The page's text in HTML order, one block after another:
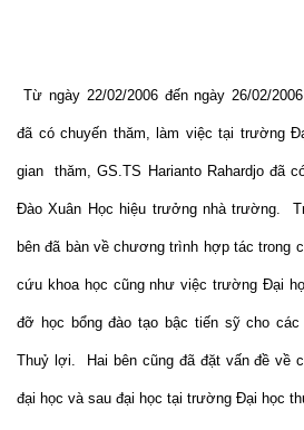
Từ ngày 22/02/2006 đến ngày 26/02/
đã có chuyến thăm, làm việc tại trường
gian thăm, GS.TS Harianto Rahardjo đã
Đào Xuân Học hiệu trưởng nhà trường.
bên đã bàn về chương trình hợp tác trong
cứu khoa học cũng như việc trường Đại
đỡ học bổng đào tạo bậc tiến sỹ cho
Thuỷ lợi. Hai bên cũng đã đặt vấn đề về
đại học và sau đại học tại trường Đại học